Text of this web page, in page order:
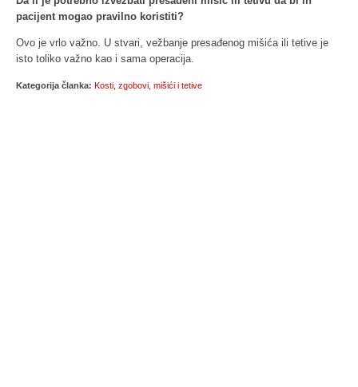
pacijent mogao pravilno koristiti?
Ovo je vrlo važno. U stvari, vežbanje presađenog mišića ili tetive je
isto toliko važno kao i sama operacija.
Kategorija članka: Kosti, zgobovi, mišići i tetive